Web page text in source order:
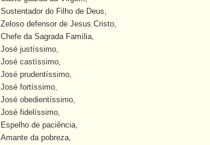
Sustentador do Filho de Deus,
Zeloso defensor de Jesus Cristo,
Chefe da Sagrada Família,
José justíssimo,
José castíssimo,
José prudentíssimo,
José fortíssimo,
José obedientíssimo,
José fidelíssimo,
Espelho de paciência,
Amante da pobreza,